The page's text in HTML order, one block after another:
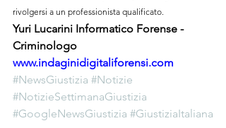
rivolgersi a un professionista qualificato.
Yuri Lucarini Informatico Forense -
Criminologo
www.indaginidigitaliforensi.com
#NewsGiustizia #Notizie
#NotizieSettimanaGiustizia
#GoogleNewsGiustizia #GiustiziaItaliana